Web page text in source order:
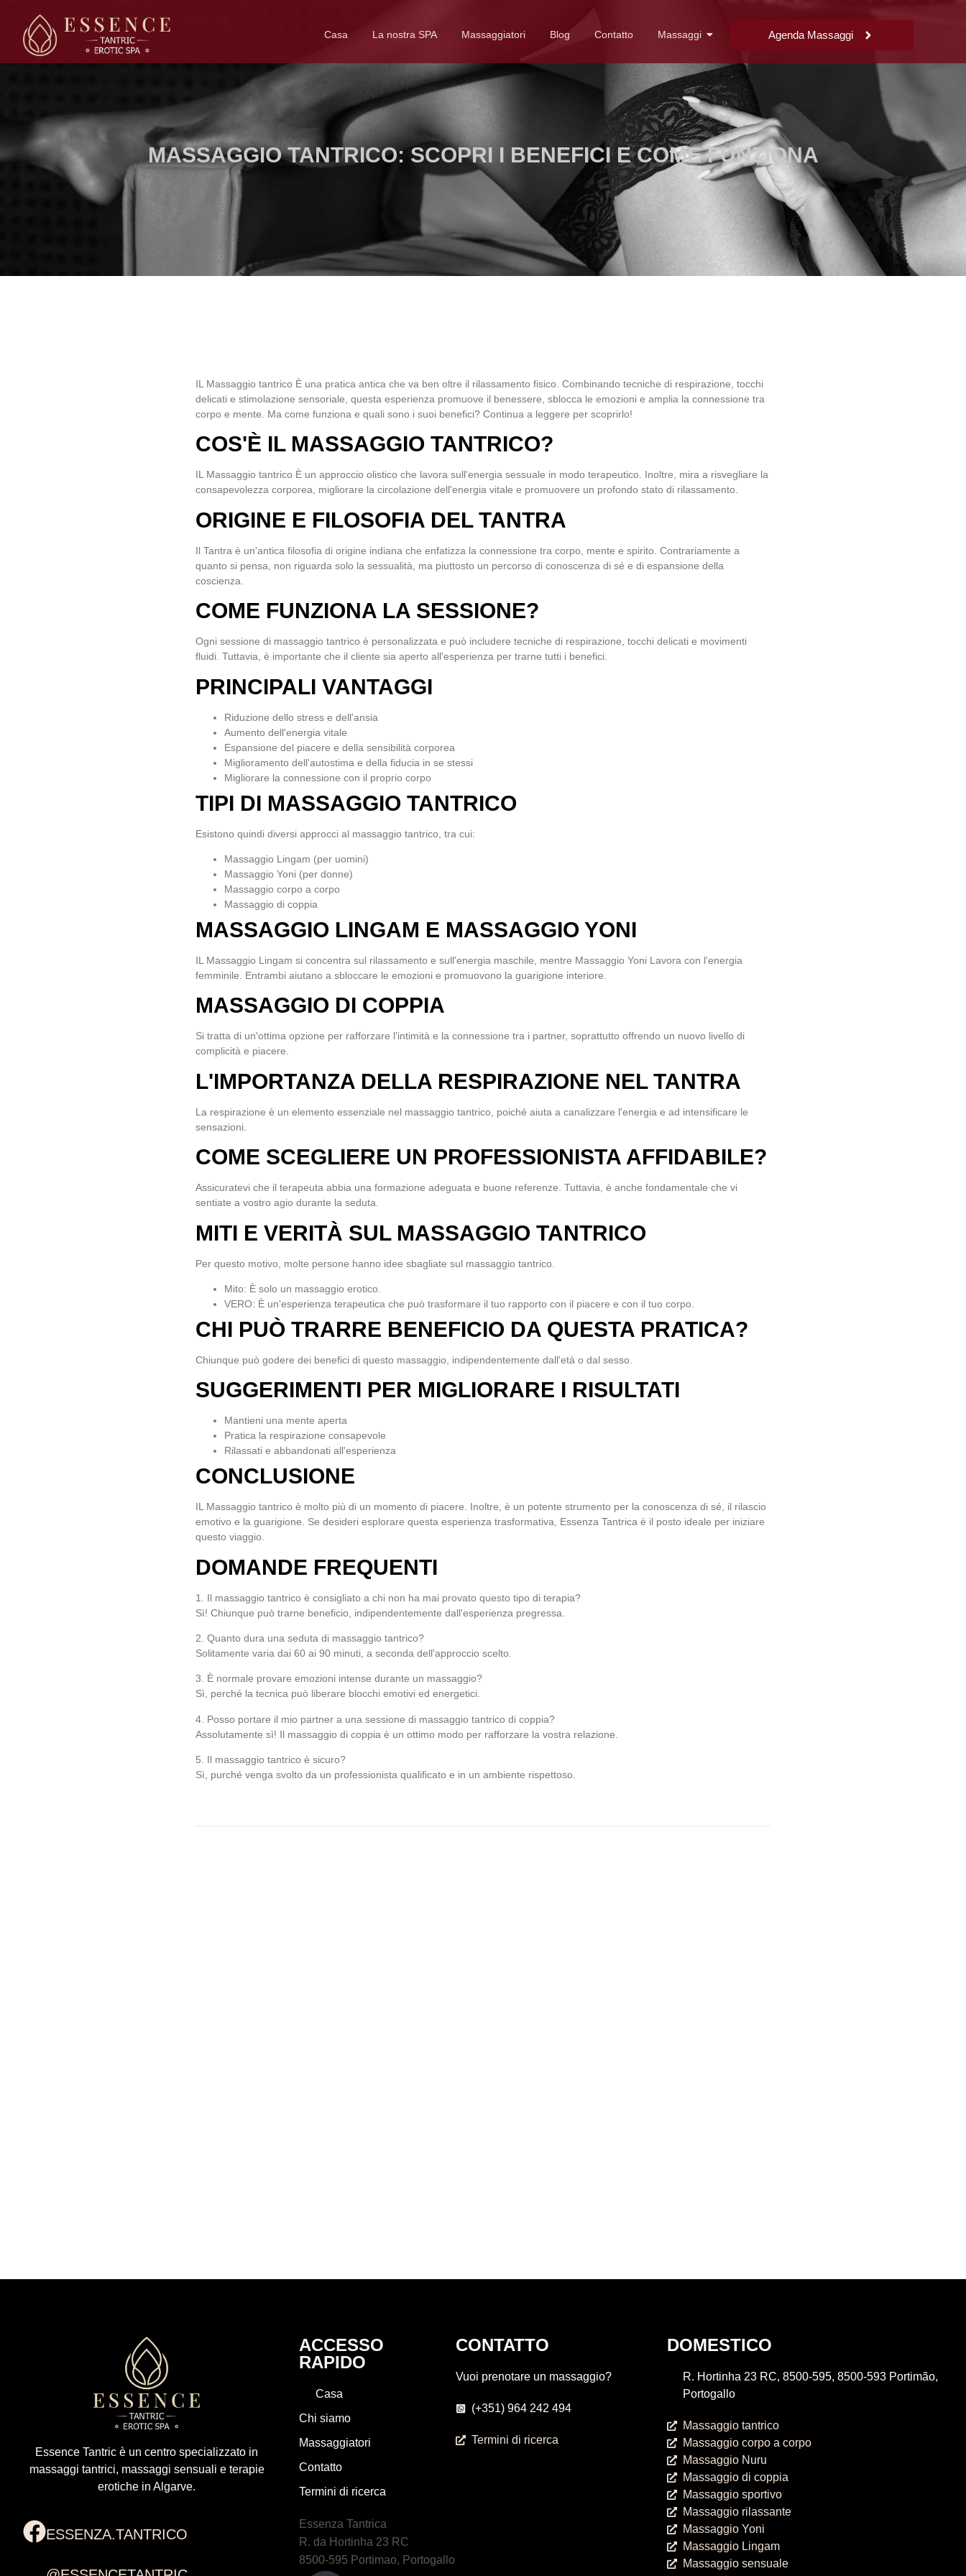
Casa La nostra SPA Massaggiatori Blog Contatto Massaggi Agenda Massaggi
MASSAGGIO TANTRICO: SCOPRI I BENEFICI E COME FUNZIONA
IL Massaggio tantrico È una pratica antica che va ben oltre il rilassamento fisico. Combinando tecniche di respirazione, tocchi
delicati e stimolazione sensoriale, questa esperienza promuove il benessere, sblocca le emozioni e amplia la connessione tra
corpo e mente. Ma come funziona e quali sono i suoi benefici? Continua a leggere per scoprirlo!
COS'È IL MASSAGGIO TANTRICO?
IL Massaggio tantrico È un approccio olistico che lavora sull'energia sessuale in modo terapeutico. Inoltre, mira a risvegliare la
consapevolezza corporea, migliorare la circolazione dell'energia vitale e promuovere un profondo stato di rilassamento.
ORIGINE E FILOSOFIA DEL TANTRA
Il Tantra è un'antica filosofia di origine indiana che enfatizza la connessione tra corpo, mente e spirito. Contrariamente a
quanto si pensa, non riguarda solo la sessualità, ma piuttosto un percorso di conoscenza di sé e di espansione della
coscienza.
COME FUNZIONA LA SESSIONE?
Ogni sessione di massaggio tantrico è personalizzata e può includere tecniche di respirazione, tocchi delicati e movimenti
fluidi. Tuttavia, è importante che il cliente sia aperto all'esperienza per trarne tutti i benefici.
PRINCIPALI VANTAGGI
Riduzione dello stress e dell'ansia
Aumento dell'energia vitale
Espansione del piacere e della sensibilità corporea
Miglioramento dell'autostima e della fiducia in se stessi
Migliorare la connessione con il proprio corpo
TIPI DI MASSAGGIO TANTRICO
Esistono quindi diversi approcci al massaggio tantrico, tra cui:
Massaggio Lingam (per uomini)
Massaggio Yoni (per donne)
Massaggio corpo a corpo
Massaggio di coppia
MASSAGGIO LINGAM E MASSAGGIO YONI
IL Massaggio Lingam si concentra sul rilassamento e sull'energia maschile, mentre Massaggio Yoni Lavora con l'energia
femminile. Entrambi aiutano a sbloccare le emozioni e promuovono la guarigione interiore.
MASSAGGIO DI COPPIA
Si tratta di un'ottima opzione per rafforzare l'intimità e la connessione tra i partner, soprattutto offrendo un nuovo livello di
complicità e piacere.
L'IMPORTANZA DELLA RESPIRAZIONE NEL TANTRA
La respirazione è un elemento essenziale nel massaggio tantrico, poiché aiuta a canalizzare l'energia e ad intensificare le
sensazioni.
COME SCEGLIERE UN PROFESSIONISTA AFFIDABILE?
Assicuratevi che il terapeuta abbia una formazione adeguata e buone referenze. Tuttavia, è anche fondamentale che vi
sentiate a vostro agio durante la seduta.
MITI E VERITÀ SUL MASSAGGIO TANTRICO
Per questo motivo, molte persone hanno idee sbagliate sul massaggio tantrico.
Mito: È solo un massaggio erotico.
VERO: È un'esperienza terapeutica che può trasformare il tuo rapporto con il piacere e con il tuo corpo.
CHI PUÒ TRARRE BENEFICIO DA QUESTA PRATICA?
Chiunque può godere dei benefici di questo massaggio, indipendentemente dall'età o dal sesso.
SUGGERIMENTI PER MIGLIORARE I RISULTATI
Mantieni una mente aperta
Pratica la respirazione consapevole
Rilassati e abbandonati all'esperienza
CONCLUSIONE
IL Massaggio tantrico è molto più di un momento di piacere. Inoltre, è un potente strumento per la conoscenza di sé, il rilascio
emotivo e la guarigione. Se desideri esplorare questa esperienza trasformativa, Essenza Tantrica è il posto ideale per iniziare
questo viaggio.
DOMANDE FREQUENTI
1. Il massaggio tantrico è consigliato a chi non ha mai provato questo tipo di terapia?
Sì! Chiunque può trarne beneficio, indipendentemente dall'esperienza pregressa.
2. Quanto dura una seduta di massaggio tantrico?
Solitamente varia dai 60 ai 90 minuti, a seconda dell'approccio scelto.
3. È normale provare emozioni intense durante un massaggio?
Sì, perché la tecnica può liberare blocchi emotivi ed energetici.
4. Posso portare il mio partner a una sessione di massaggio tantrico di coppia?
Assolutamente sì! Il massaggio di coppia è un ottimo modo per rafforzare la vostra relazione.
5. Il massaggio tantrico è sicuro?
Sì, purché venga svolto da un professionista qualificato e in un ambiente rispettoso.
Essence Tantric è un centro specializzato in
massaggi tantrici, massaggi sensuali e terapie
erotiche in Algarve.
ESSENZA.TANTRICO
ACCESSO
RAPIDO
Casa
Chi siamo
Massaggiatori
Contatto
Termini di ricerca
Essenza Tantrica
R. da Hortinha 23 RC
8500-595 Portimao, Portogallo
CONTATTO
Vuoi prenotare un massaggio?
(+351) 964 242 494
Termini di ricerca
DOMESTICO
R. Hortinha 23 RC, 8500-595, 8500-593 Portimão,
Portogallo
Massaggio tantrico
Massaggio corpo a corpo
Massaggio Nuru
Massaggio di coppia
Massaggio sportivo
Massaggio rilassante
Massaggio Yoni
Massaggio Lingam
Massaggio sensuale